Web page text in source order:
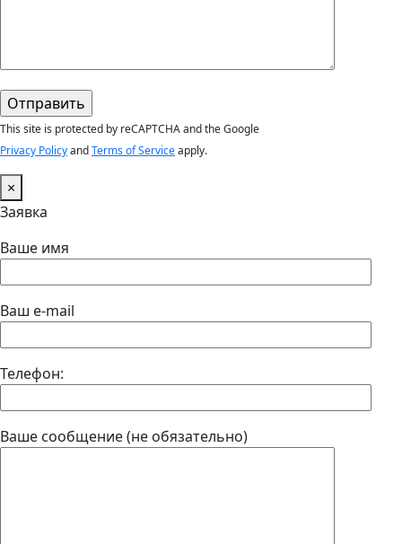
This site is protected by reCAPTCHA and the Google
Privacy PolicyandTerms of Serviceapply.
×
Заявка
Ваше имя
Ваш e-mail
Телефон:
Ваше сообщение (не обязательно)